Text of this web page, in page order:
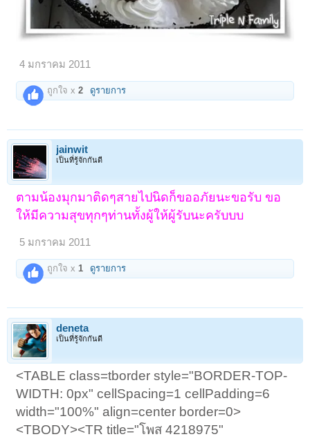
4 มกราคม 2011
ถูกใจ x2 ดูรายการ
jainwit
เป็นที่รู้จักกันดี
ตามน้องมุกมาติดๆสายไปนิดก็ขออภัยนะขอรับ ขอ
ให้มีความสุขทุกๆท่านทั้งผู้ให้ผู้รับนะครับบบ
5 มกราคม 2011
ถูกใจ x1 ดูรายการ
deneta
เป็นที่รู้จักกันดี
<TABLE class=tborder style="BORDER-TOP-
WIDTH: 0px" cellSpacing=1 cellPadding=6
width="100%" align=center border=0>
<TBODY><TR title="โพส 4218975"